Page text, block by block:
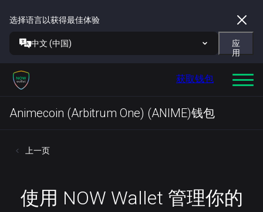
选择语言以获得最佳体验
中文 (中国)
应
用
获取钱包
Animecoin (Arbitrum One) (ANIME)钱包
上一页
使用 NOW Wallet 管理你的